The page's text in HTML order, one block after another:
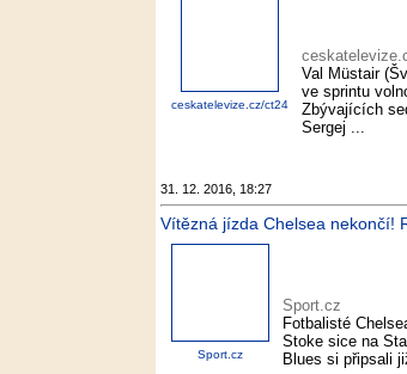
ceskatelevize.cz/ct24
Val Müstair
ve sprintu
Zbývajících
Sergej ...
31. 12. 2016, 18:27
Vítězná jízda Chelsea nekončí!
Sport.cz
Sport.cz
Fotbalisté
Stoke sice na
Blues si připsali